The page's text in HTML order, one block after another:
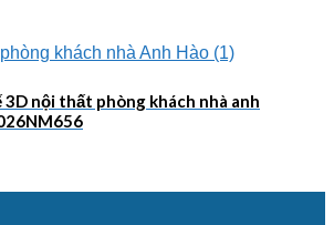
nội thất phòng khách nhà anh